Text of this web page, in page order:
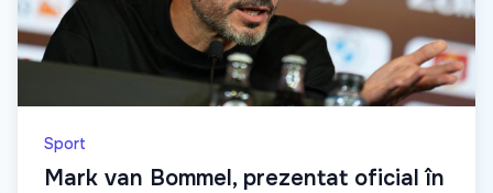
Sport
Mark van Bommel, prezentat oficial în